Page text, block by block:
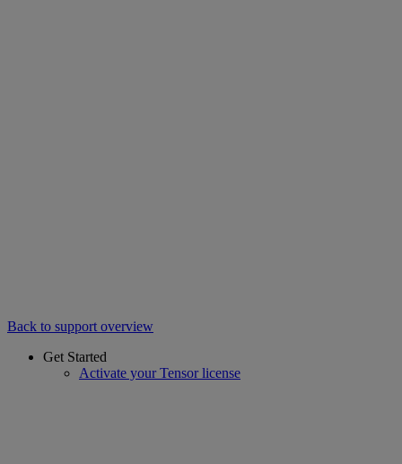
Back to support overview
Get Started
Activate your Tensor license